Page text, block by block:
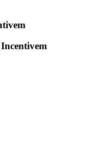
Incentivem